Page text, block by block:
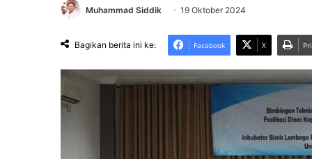
Muhammad Siddik 19 Oktober 2024
Bagikan berita ini ke: Facebook X